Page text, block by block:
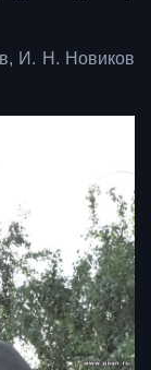
И. Н. Новиков